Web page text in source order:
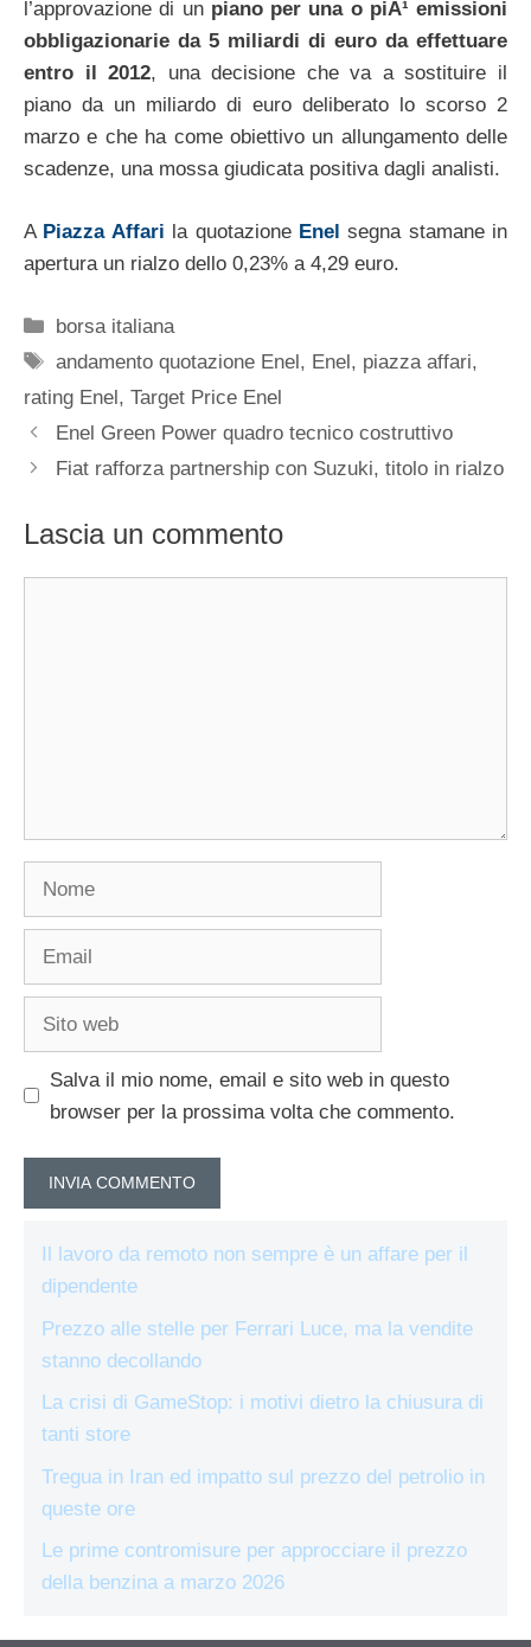
l’approvazione di un piano per una o piÃ¹ emissioni
obbligazionarie da 5 miliardi di euro da effettuare
entro il 2012, una decisione che va a sostituire il
piano da un miliardo di euro deliberato lo scorso 2
marzo e che ha come obiettivo un allungamento delle
scadenze, una mossa giudicata positiva dagli analisti.
A Piazza Affari la quotazione Enel segna stamane in
apertura un rialzo dello 0,23% a 4,29 euro.
Categorie
borsa italiana
Tag
andamento quotazione Enel , Enel , piazza affari,
rating Enel , Target Price Enel
Enel Green Power quadro tecnico costruttivo
Fiat rafforza partnership con Suzuki, titolo in rialzo
Lascia un commento
Salva il mio nome, email e sito web in questo
browser per la prossima volta che commento.
Il lavoro da remoto non sempre è un affare per il
dipendente
Prezzo alle stelle per Ferrari Luce, ma la vendite
stanno decollando
La crisi di GameStop: i motivi dietro la chiusura di
tanti store
Tregua in Iran ed impatto sul prezzo del petrolio in
queste ore
Le prime contromisure per approcciare il prezzo
della benzina a marzo 2026